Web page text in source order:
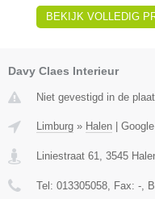
BEKIJK VOLLEDIG
Davy Claes Interieur
Niet gevestigd in de
Limburg » Halen
Liniestraat 61, 3545
Tel: 013305058, Fax: -,